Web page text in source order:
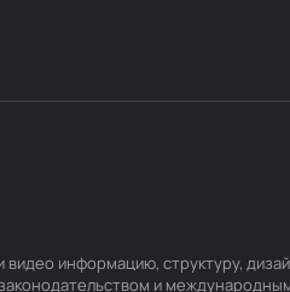
информацию, структуру,
и